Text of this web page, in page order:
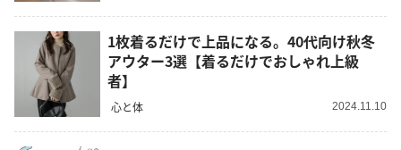
1枚着るだけで上品になる。40代向け秋冬
アウター3選【着るだけでおしゃれ上級
者】
心と体 2024.11.10